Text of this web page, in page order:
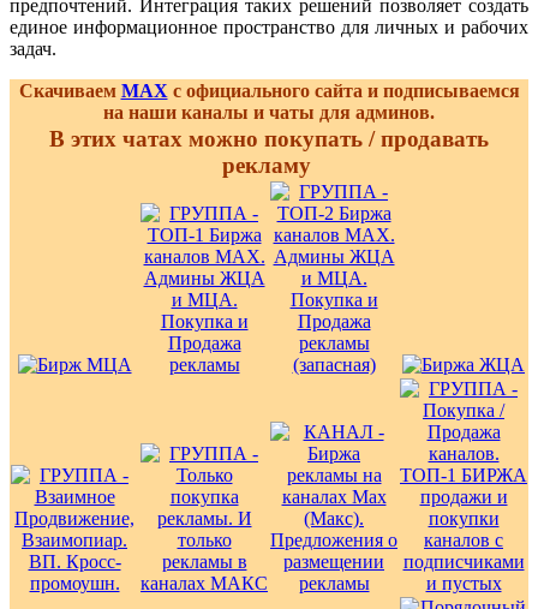
предпочтений. Интеграция таких решений позволяет создать
единое информационное пространство для личных и рабочих
задач.
Скачиваем MAX с официального сайта и подписываемся
на наши каналы и чаты для админов.
В этих чатах можно покупать / продавать
рекламу